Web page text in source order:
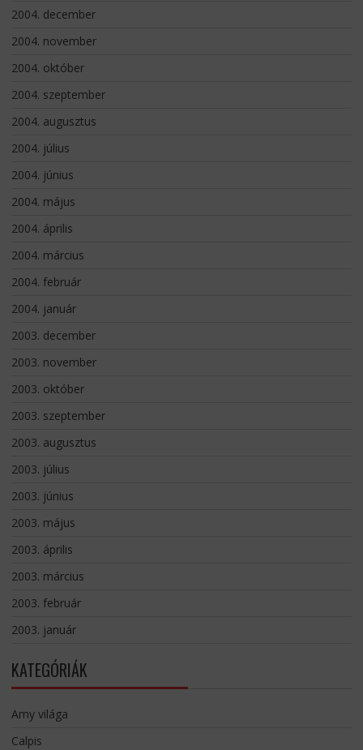
2004. december
2004. november
2004. október
2004. szeptember
2004. augusztus
2004. július
2004. június
2004. május
2004. április
2004. március
2004. február
2004. január
2003. december
2003. november
2003. október
2003. szeptember
2003. augusztus
2003. július
2003. június
2003. május
2003. április
2003. március
2003. február
2003. január
KATEGÓRIÁK
Amy világa
Calpis